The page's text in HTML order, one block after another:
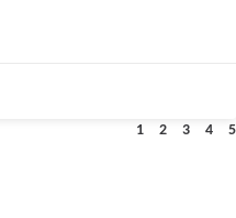
1 2 3 4 5